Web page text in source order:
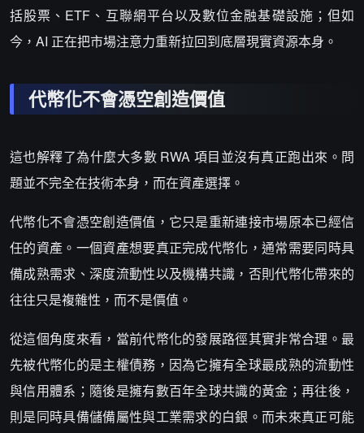
括股票、ETF、互聯網平台以及數位金融基礎設施；但如
今，AI 正在把市場注意力重新拉回到底層現實資源本身。
代幣化不會憑空創造價值
這也解釋了為什麼大多數 RWA 項目並沒有真正跑出來。問
題並不完全在技術本身，而在資產選擇。
代幣化不會憑空創造價值，它只是重新連接市場原本已經信
任的資產。一個資產想要真正完成代幣化，通常需要同時具
備成熟需求、深度流動性以及機構共識，否則代幣化帶來的
往往只是複雜性，而不是價值。
從這個角度來看，當前代幣化的發展路徑其實非常合理。最
先被代幣化的是主權債務，因為它擁有全球最成熟的流動性
與信用體系；隨後是擁有數百年全球共識的黃金；再往後，
則是同時具備儲備屬性與工業需求的白銀。而未來真正可能